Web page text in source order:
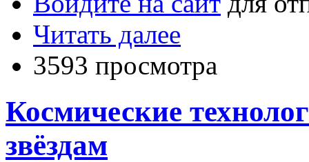
Читать далее
3593 просмотра
Космические
звёздам